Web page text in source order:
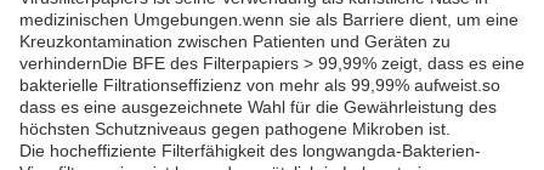
medizinischen Umgebungen.wenn sie als Barriere dient, um eine
Kreuzkontamination zwischen Patienten und Geräten zu
verhindernDie BFE des Filterpapiers > 99,99% zeigt, dass es eine
bakterielle Filtrationseffizienz von mehr als 99,99% aufweist.so
dass es eine ausgezeichnete Wahl für die Gewährleistung des
höchsten Schutzniveaus gegen pathogene Mikroben ist.
Die hocheffiziente Filterfähigkeit des longwangda-Bakterien-